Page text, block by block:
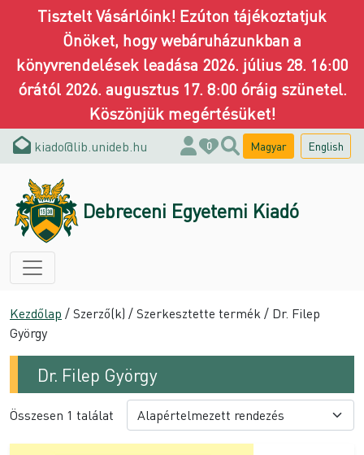
Tisztelt Vásárlóink! Ezúton tájékoztatjuk
Önöket, hogy webáruházunkban a
könyvrendelések leadása 2026. július 28. 16:00
órától 2026. augusztus 17. 8:00 óráig szünetel.
Köszönjük megértésüket!
kiado@lib.unideb.hu 0 Magyar English
Debreceni Egyetemi Kiadó
Kezdőlap / Szerző(k) / Szerkesztette termék / Dr. Filep
György
Dr. Filep György
Összesen 1 találat